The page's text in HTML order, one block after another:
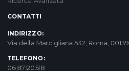
CONTATTI
INDIRIZZO:
Via della Marcigliana 532, Roma, 00139
TELEFONO:
06 87120518